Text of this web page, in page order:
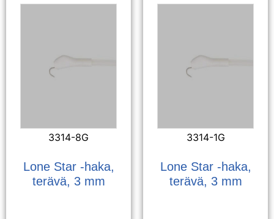
3314-8G
Lone Star -haka,
terävä, 3 mm
3314-1G
Lone Star -haka,
terävä, 3 mm